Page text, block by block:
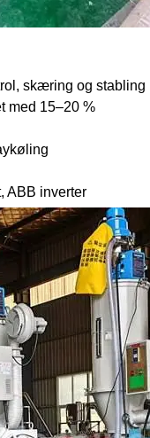
skæring og stabling
med 15–20 %
ABB inverter